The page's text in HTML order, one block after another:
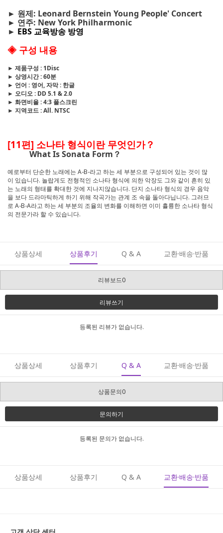
► 원제: Leonard Bernstein Young People' Concert
► 연주: New York Philharmonic
► EBS 교육방송 방영
◈ 구성 내용
► 제품구성 : 1Disc
► 상영시간 : 60분
► 언어 : 영어, 자막 : 한글
► 오디오 : DD 5.1 & 2.0
► 화면비율 : 4:3 풀스크린
► 지역코드 : All. NTSC
[11편] 소나타 형식이란 무엇인가？
What Is Sonata Form？
예로부터 단순한 노래에는 A-B-라고 하는 세 부분으로 구성되어 있는 것이 많
이 있습니다. 놀랍게도 전형적인 소나타 형식에 의한 악장도 그와 같이 흔히 있
는 노래의 형태를 확대한 것에 지나지않습니다. 단지 소나타 형식의 경우 음악
을 보다 드라마틱하게 하기 위해 작곡가는 관계 조 속을 돌아다닙니다. 그러므
로 A-B-A라고 하는 세 부분의 조율의 변화를 이해하면 이미 휼륭한 소나타 형식
의 전문가라 할 수 있습니다.
상품상세 상품후기 Q & A 교환·배송·반품
리뷰보드0
리뷰쓰기
등록된 리뷰가 없습니다.
상품상세 상품후기 Q & A 교환·배송·반품
상품문의0
문의하기
등록된 문의가 없습니다.
상품상세 상품후기 Q & A 교환·배송·반품